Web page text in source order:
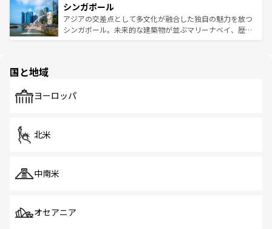
参照してほしい。
激する。気候は一年中温暖で、どの季節にも異なる楽しみ
が待っている。親しみやすいタイの人々、仏教を中心とし
た文化、そして多様な観光資源が、訪れる旅人を魅了し続
み、どこを訪れても感動するはず。観光スポットが密集し
ており、効率よく見どころを回れるのも魅力。息をのむよ
うな絶景から文化的な体験まで、香港を存分に楽しみ尽く
シンガポール
アジアの交差点として多文化が融合した独自の魅力を放つ
シンガポール。未来的な建築物が並ぶマリーナベイ、歴史
で、ホーカーズは地元の風情を楽しめる外せないスポット
国と地域
ヨーロッパ
北米
中南米
オセアニア